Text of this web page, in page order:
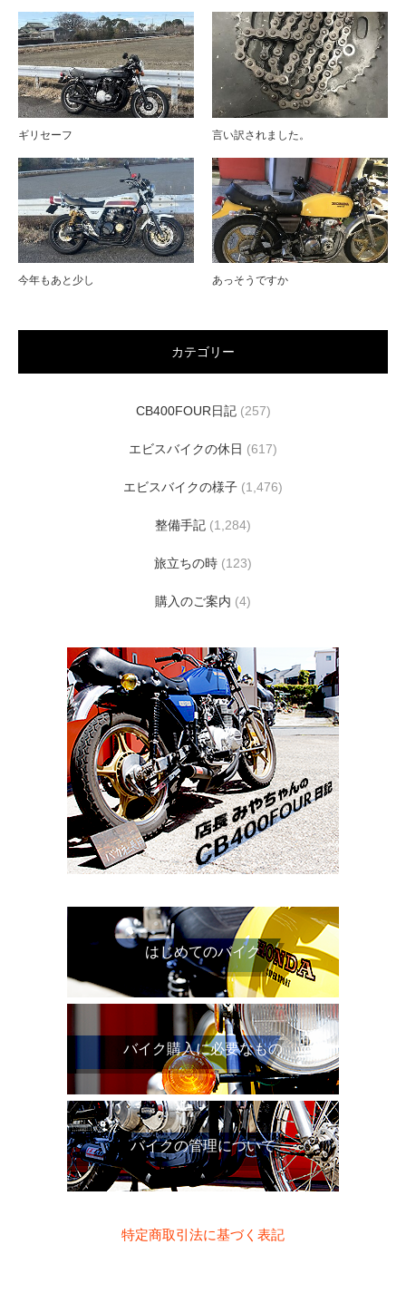
ギリセーフ 言い訳されました。
今年もあと少し あっそうですか
カテゴリー
CB400FOUR日記(257)
エビスバイクの休日 (617)
エビスバイクの様子 (1,476)
整備手記 (1,284)
旅立ちの時 (123)
購入のご案内 (4)
はじめてのバイク
バイク購入に必要なもの
バイクの管理について
特定商取引法に基づく表記